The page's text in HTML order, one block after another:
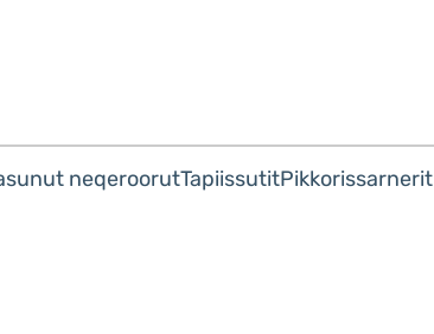
neqeroorutTapiissutitPikkorissarnerit